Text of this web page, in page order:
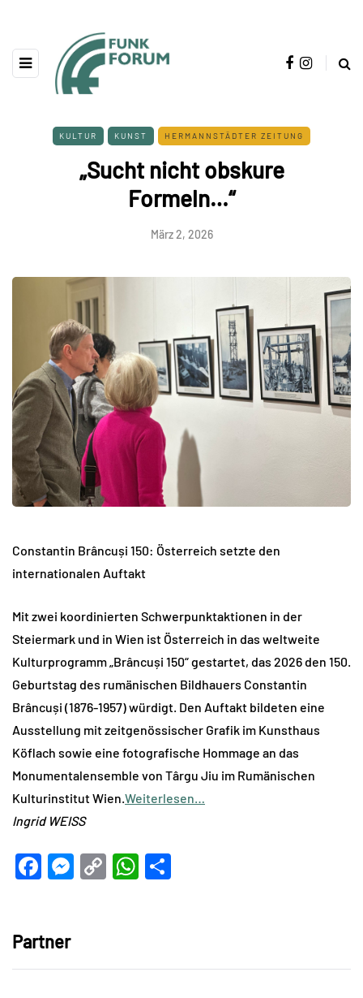
KULTUR KUNST HERMANNSTÄDTER ZEITUNG
„Sucht nicht obskure
Formeln…“
März 2, 2026
Constantin Brâncuși 150: Österreich setzte den
internationalen Auftakt
Mit zwei koordinierten Schwerpunktaktionen in der
Steiermark und in Wien ist Österreich in das weltweite
Kulturprogramm „Brâncuși 150“ gestartet, das 2026 den 150.
Geburtstag des rumänischen Bildhauers Constantin
Brâncuși (1876-1957) würdigt. Den Auftakt bildeten eine
Ausstellung mit zeitgenössischer Grafik im Kunsthaus
Köflach sowie eine fotografische Hommage an das
Monumentalensemble von Târgu Jiu im Rumänischen
Kulturinstitut Wien.Weiterlesen…
Ingrid WEISS
Facebook
Messenger
CopyWhatsApp
Partner